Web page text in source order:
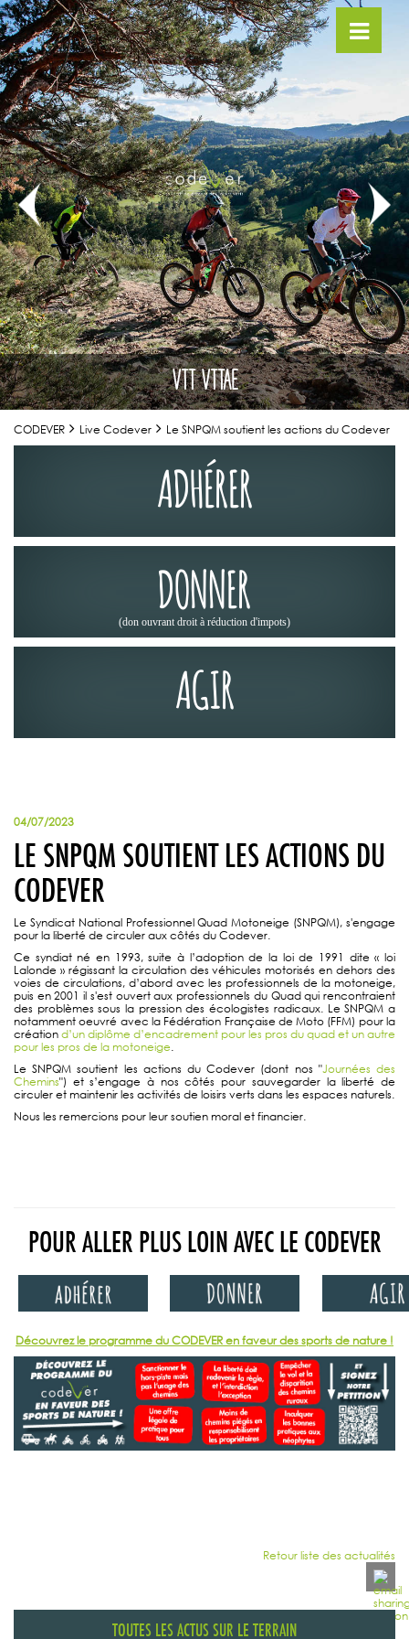
VTT VTTAE
CODEVER Live Codever Le SNPQM soutient les actions du Codever
ADHÉRER
DONNER
(don ouvrant droit à réduction d'impots)
AGIR
04/07/2023
LE SNPQM SOUTIENT LES ACTIONS DU
CODEVER
Le Syndicat National Professionnel Quad Motoneige (SNPQM), s'engage
pour la liberté de circuler aux côtés du Codever.
Ce syndiat né en 1993, suite à l’adoption de la loi de 1991 dite « loi
Lalonde » régissant la circulation des véhicules motorisés en dehors des
voies de circulations, d’abord avec les professionnels de la motoneige,
puis en 2001 il s'est ouvert aux professionnels du Quad qui rencontraient
des problèmes sous la pression des écologistes radicaux. Le SNPQM a
notamment oeuvré avec la Fédération Française de Moto (FFM) pour la
créationd’un diplôme d’encadrement pour les pros du quad et un autre
pour les pros de la motoneige.
Le SNPQM soutient les actions du Codever (dont nos "Journées des
Chemins") et s’engage à nos côtés pour sauvegarder la liberté de
circuler et maintenir les activités de loisirs verts dans les espaces naturels.
Nous les remercions pour leur soutien moral et financier.
POUR ALLER PLUS LOIN AVEC LE CODEVER
Découvrez le programme du CODEVER en faveur des sports de nature !
Retour liste des actualités
TOUTES LES ACTUS SUR LE TERRAIN